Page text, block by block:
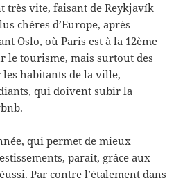
très vite, faisant de Reykjavík
chères d’Europe, après
Oslo, où Paris est à la 12ème
le tourisme, mais surtout des
habitants de la ville,
qui doivent subir la
qui permet de mieux
paraît, grâce aux
Par contre l’étalement dans